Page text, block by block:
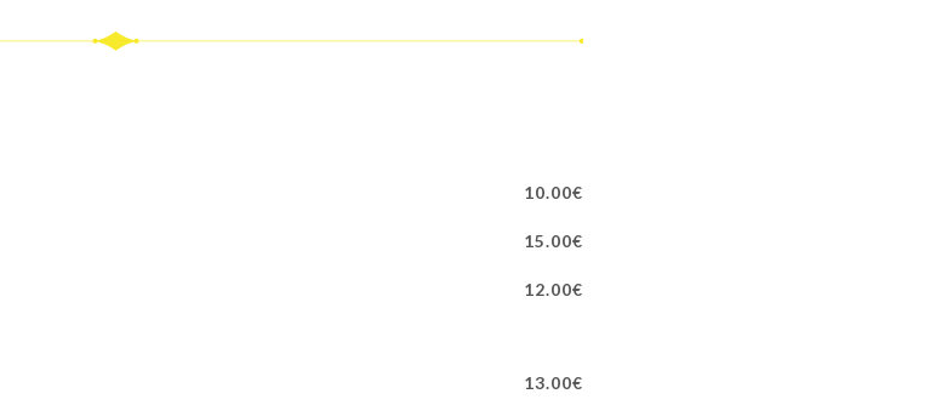
10.00€
15.00€
12.00€
13.00€